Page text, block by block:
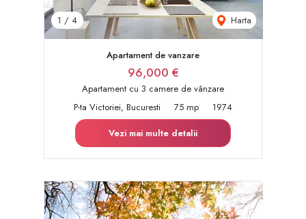
1 / 4 Harta
Apartament de vanzare
96,000 €
Apartament cu 3 camere de vânzare
P-ta Victoriei, Bucuresti
75 mp
1974
Vezi mai multe detalii